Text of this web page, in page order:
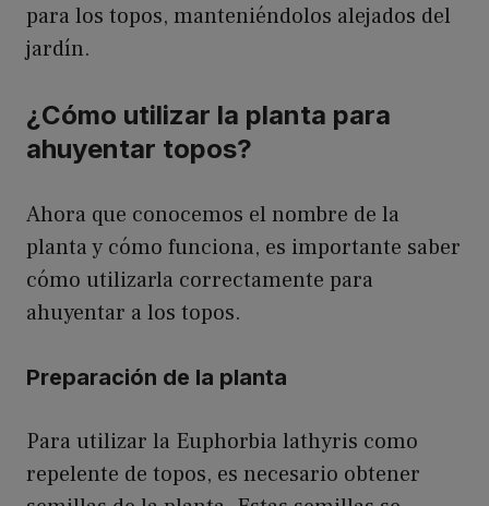
para los topos, manteniéndolos alejados del
jardín.
¿Cómo utilizar la planta para
ahuyentar topos?
Ahora que conocemos el nombre de la
planta y cómo funciona, es importante saber
cómo utilizarla correctamente para
ahuyentar a los topos.
Preparación de la planta
Para utilizar la Euphorbia lathyris como
repelente de topos, es necesario obtener